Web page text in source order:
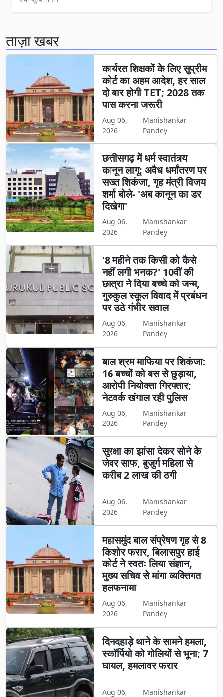
ताज़ा खबर
कार्यरत शिक्षकों के लिए सुप्रीम
कोर्ट का अहम आदेश, हर साल
दो बार होगी TET; 2028 तक
पास करना जरूरी
Aug 06,
2026
Manishankar
Pandey
छत्तीसगढ़ में धर्म स्वातंत्र्य
कानून लागू: अवैध धर्मांतरण पर
सख्त शिकंजा, गृह मंत्री विजय
शर्मा बोले- 'अब कानून का डर
दिखेगा'
Aug 06,
2026
Manishankar
Pandey
'8 महीने तक किसी को कैसे
नहीं लगी भनक?' 10वीं की
छात्रा ने दिया बच्चे को जन्म,
गुरुकुल स्कूल विवाद में प्रबंधन
पर उठे गंभीर सवाल
Aug 06,
2026
Manishankar
Pandey
बाल श्रम माफिया पर शिकंजा:
16 बच्चों को बस से छुड़ाया,
आरोपी नियोक्ता गिरफ्तार;
नेटवर्क खंगाल रही पुलिस
Aug 06,
2026
Manishankar
Pandey
सुरक्षा का झांसा देकर सोने के
जेवर साफ, बुजुर्ग महिला से
करीब 2 लाख की ठगी
Aug 06,
2026
Manishankar
Pandey
महासमुंद बाल संप्रेषण गृह से 8
किशोर फरार, बिलासपुर हाई
कोर्ट ने स्वतः लिया संज्ञान,
मुख्य सचिव से मांगा व्यक्तिगत
हलफनामा
Aug 06,
2026
Manishankar
Pandey
दिनदहाड़े थाने के सामने हमला,
स्कॉर्पियो को गोलियों से भूना; 7
घायल, हमलावर फरार
Aug 06,
Manishankar